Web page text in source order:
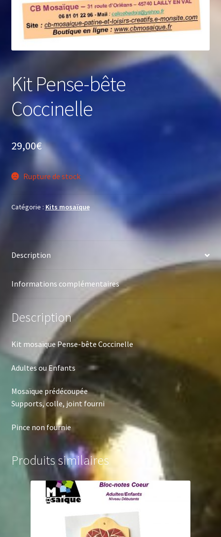
Kit Pense-bête
Coccinelle
29,00€
Rupture de stock
Catégorie : Kits mosaïque
Description
Informations complémentaires
Description
Kit mosaïque Pense-bête Coccinelle
Adultes ou Enfants
Mosaïque prédécoupée
Supports, colle, joint fourni
Pince non fournie
Produits similaires